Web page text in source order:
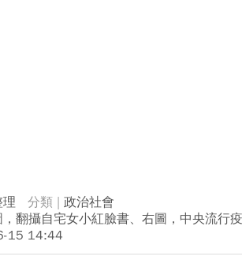
理
政治社會
，翻攝自宅女小紅臉書、右圖，中央流行
15 14:44